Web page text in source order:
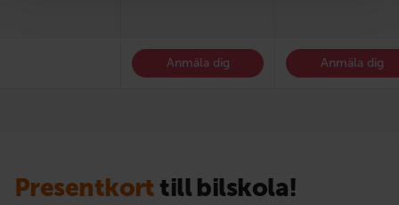
Anmäla dig Anmäla dig
Presentkort till bilskola!